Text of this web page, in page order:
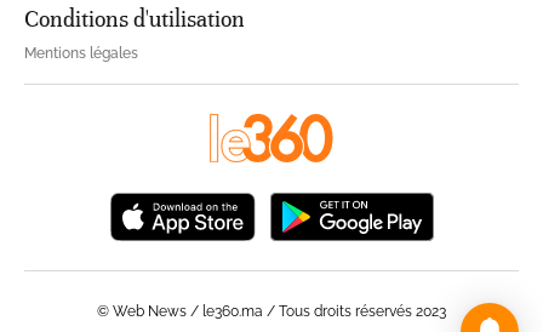
Conditions d'utilisation
Mentions légales
© Web News / le360.ma / Tous droits réservés 2023